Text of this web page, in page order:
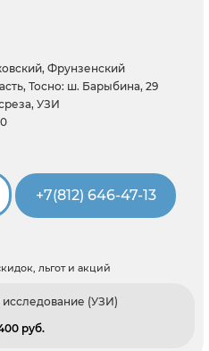
Фрунзенский
Тосно: ш. Барыбина, 29
УЗИ
+7(812) 646-47-13
льгот и акций
исследование (УЗИ)
pуб.